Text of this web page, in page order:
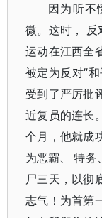
因为听不
微。这时， 反
运动在江西全
被定为反对“
受到了严厉批
近复员的连长
个月，他就成
为恶霸、 特务
尸三天，以彻
志气！为首第